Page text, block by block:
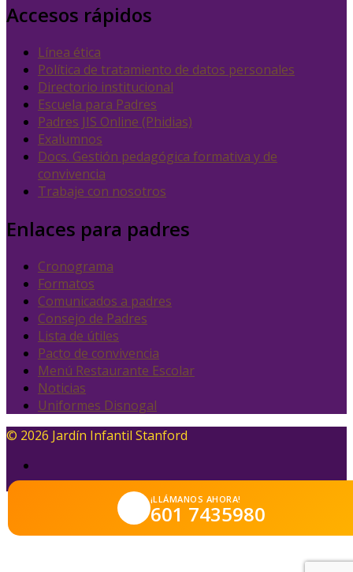
Accesos rápidos
Línea ética
Política de tratamiento de datos personales
Directorio institucional
Escuela para Padres
Padres JIS Online (Phidias)
Exalumnos
Docs. Gestión pedagógica formativa y de
convivencia
Trabaje con nosotros
Enlaces para padres
Cronograma
Formatos
Comunicados a padres
Consejo de Padres
Lista de útiles
Pacto de convivencia
Menú Restaurante Escolar
Noticias
Uniformes Disnogal
© 2026 Jardín Infantil Stanford
¡LLÁMANOS AHORA!
601 7435980